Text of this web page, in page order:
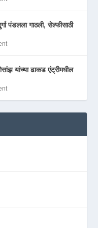
पंडलला गाठली, सेल्फीसाठी
यांच्या ढाकड एंट्रीमधील